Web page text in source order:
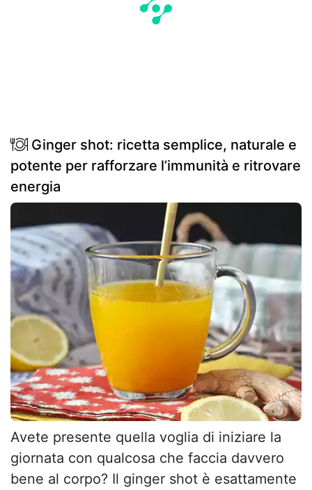
Ginger shot: ricetta semplice, naturale e
potente per rafforzare l’immunità e ritrovare
energia
Avete presente quella voglia di iniziare la
giornata con qualcosa che faccia davvero
bene al corpo? Il ginger shot è esattamente